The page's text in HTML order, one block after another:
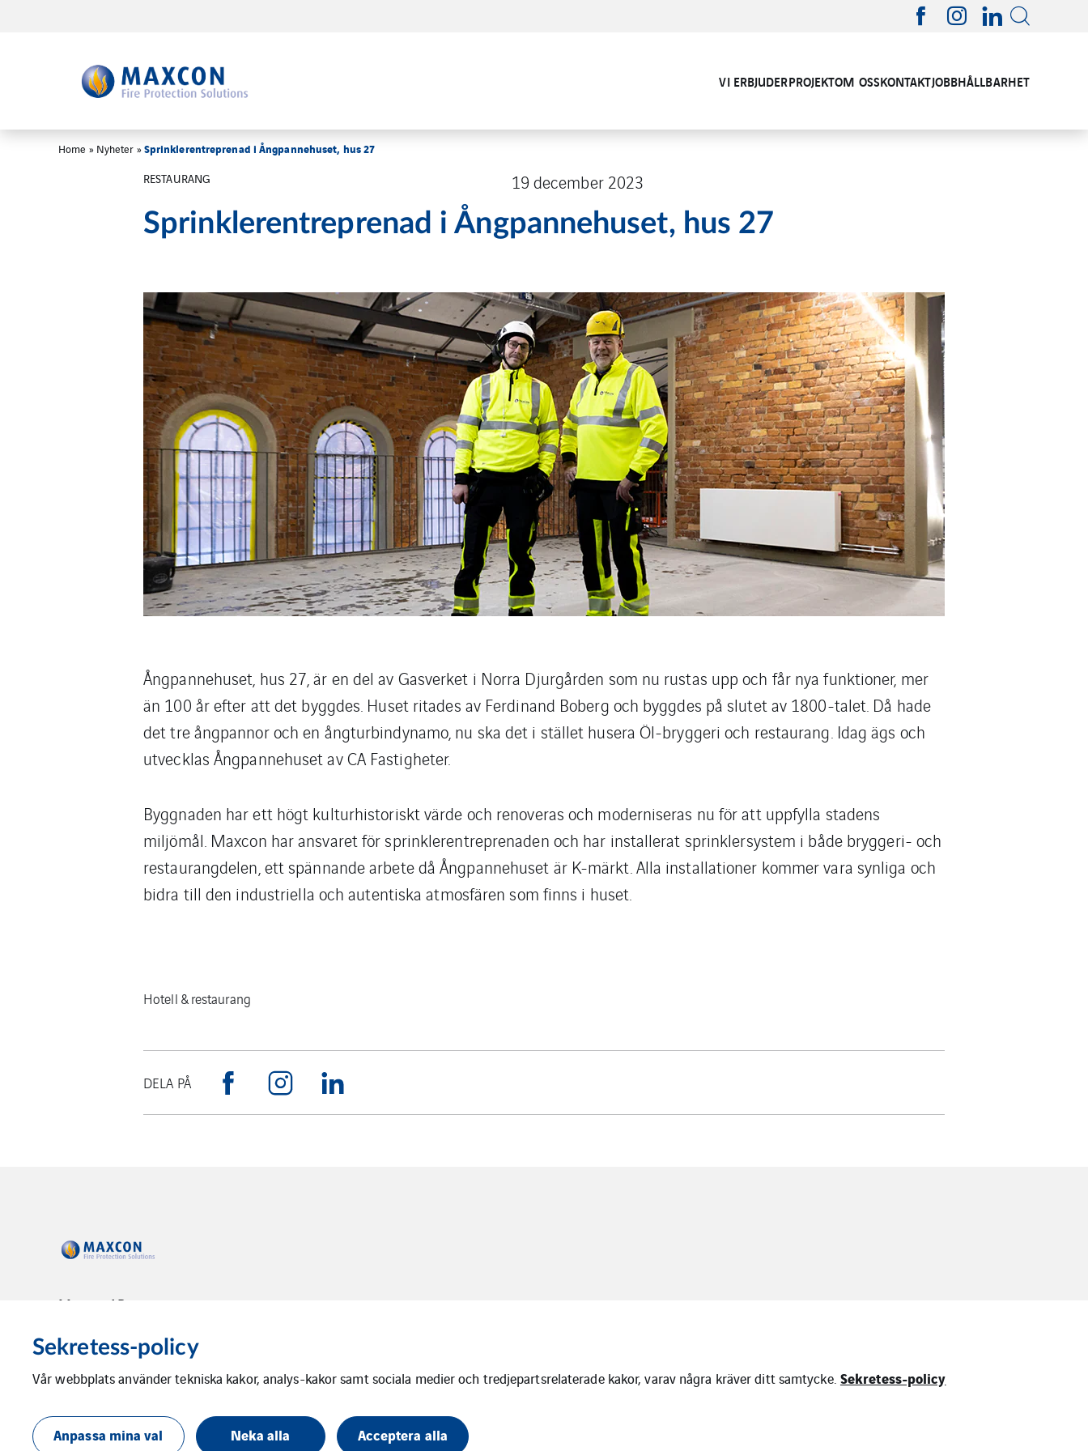
VI ERBJUDERPROJEKTOM OSSKONTAKTJOBBHÅLLBARHET
Home » Nyheter »Sprinklerentreprenad i Ångpannehuset, hus 27
RESTAURANG
19 december 2023
Sprinklerentreprenad i Ångpannehuset, hus 27
Ångpannehuset, hus 27, är en del av Gasverket i Norra Djurgården som nu rustas upp och får nya funktioner, mer
än 100 år efter att det byggdes. Huset ritades av Ferdinand Boberg och byggdes på slutet av 1800-talet. Då hade
det tre ångpannor och en ångturbindynamo, nu ska det i stället husera Öl-bryggeri och restaurang. Idag ägs och
utvecklas Ångpannehuset av CA Fastigheter.
Byggnaden har ett högt kulturhistoriskt värde och renoveras och moderniseras nu för att uppfylla stadens
miljömål. Maxcon har ansvaret för sprinklerentreprenaden och har installerat sprinklersystem i både bryggeri- och
restaurangdelen, ett spännande arbete då Ångpannehuset är K-märkt. Alla installationer kommer vara synliga och
bidra till den industriella och autentiska atmosfären som finns i huset.
Hotell & restaurang
DELA PÅ
Maxcon AB
Sekretess-policy
Vår webbplats använder tekniska kakor, analys-kakor samt sociala medier och tredjepartsrelaterade kakor, varav några kräver ditt samtycke. Sekretess-policy
Anpassa mina val Neka alla Acceptera alla